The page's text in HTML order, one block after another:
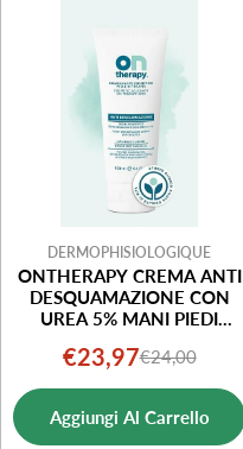
DERMOPHISIOLOGIQUE
ONTHERAPY CREMA ANTI
DESQUAMAZIONE CON
UREA 5% MANI PIEDI
Prezzo
di
vendita
€23,97Prezzo
normale
€24,00
Aggiungi Al Carrello